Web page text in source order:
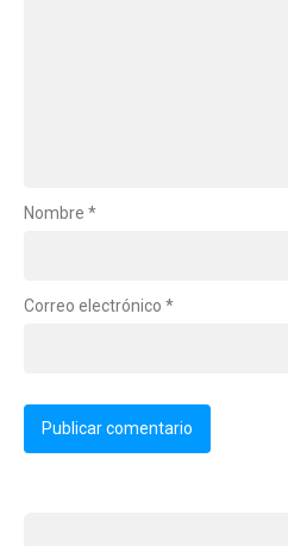
Nombre *
Correo electrónico *